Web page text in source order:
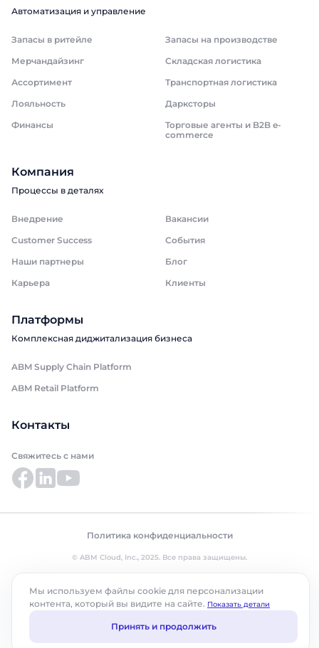
Автоматизация и управление
Запасы в ритейле
Запасы на производстве
Мерчандайзинг
Складская логистика
Ассортимент
Транспортная логистика
Лояльность
Дарксторы
Финансы
Торговые агенты и B2B e-
commerce
Компания
Процессы в деталях
Внедрение
Вакансии
Customer Success
События
Наши партнеры
Блог
Карьера
Клиенты
Платформы
Комплексная диджитализация бизнеса
ABM Supply Chain Platform
ABM Retail Platform
Контакты
Свяжитесь с нами
Политика конфиденциальности
© ABM Cloud, Inc., 2025. Все права защищены.
Мы используем файлы cookie для персонализации
контента, который вы видите на сайте. Показать детали
Принять и продолжить